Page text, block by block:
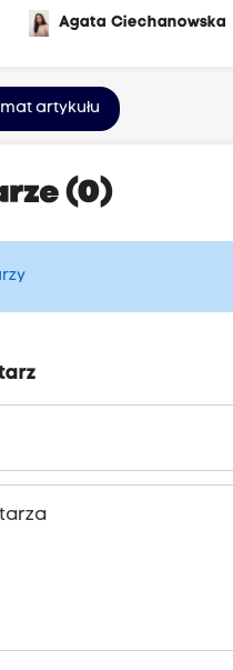
Agata Ciechanowska
artykułu
(0)